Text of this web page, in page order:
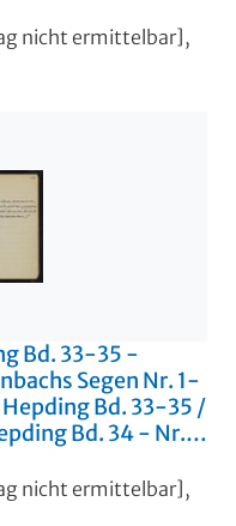
nicht ermittelbar],
Bd. 33-35 -
Segen Nr. 1-
Bd. 33-35 /
Bd. 34 - Nr.
nicht ermittelbar],